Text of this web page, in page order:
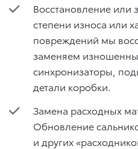
Восстановление или
степени износа или
повреждений мы
заменяем
синхронизаторы,
детали коробки.
Замена расходных
Обновление
и других